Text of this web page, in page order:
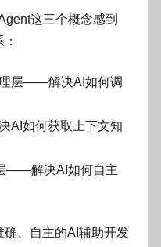
这三个概念感到
层——解决AI如何调
AI如何获取上下文知
——解决AI如何自主
、自主的AI辅助开发